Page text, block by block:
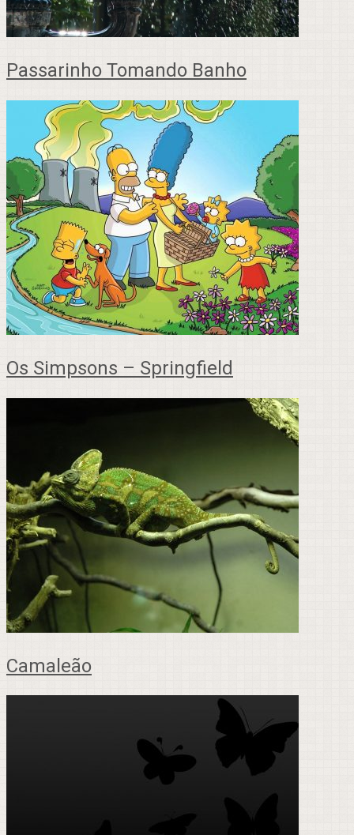
Passarinho Tomando Banho
Os Simpsons – Springfield
Camaleão